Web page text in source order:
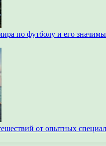
по футболу и его
от опытных